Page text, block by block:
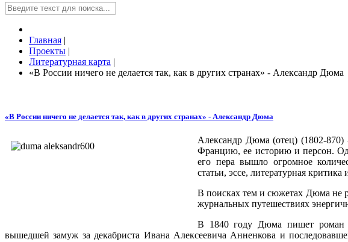
Главная |
Проекты |
Литературная карта |
«В России ничего не делается так, как в других странах» - Александр Дюма
«В России ничего не делается так, как в других странах» - Александр Дюма
Александр Дюма (отец) (1802-870)
Францию, ее историю и персон.
его пера вышло огромное
статьи, эссе, литературная
В поисках тем и сюжетах Дюма не
журнальных путешествиях
В 1840 году Дюма пишет роман
вышедшей замуж за декабриста Ивана Алексеевича Анненкова и